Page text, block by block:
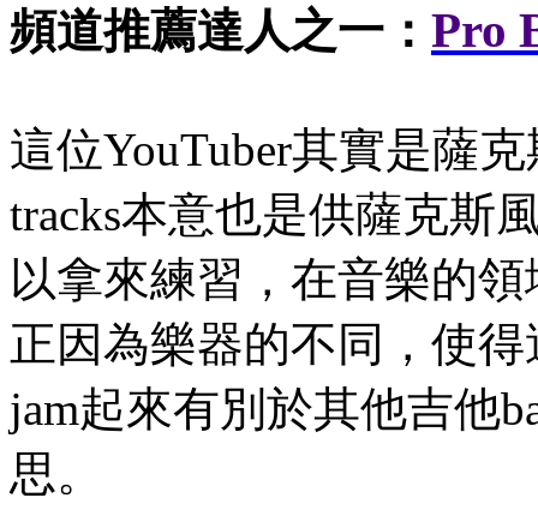
頻道推薦達人之一： Pro
這位YouTuber其實是薩
tracks本意也是供薩克斯
以拿來練習，在音樂的
正因為樂器的不同，使得
jam起來有別於其他吉他
思。